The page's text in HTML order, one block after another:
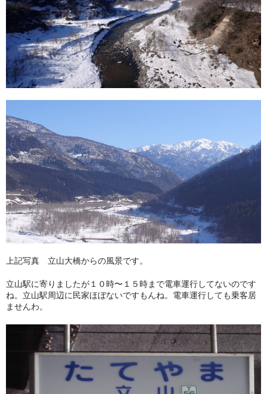
上記写真 立山大橋からの風景です。
立山駅に寄りましたが１０時〜１５時まで電車運行してないのです
ね。立山駅周辺に民家ほぼないですもんね。電車運行しても乗客居
ませんわ。